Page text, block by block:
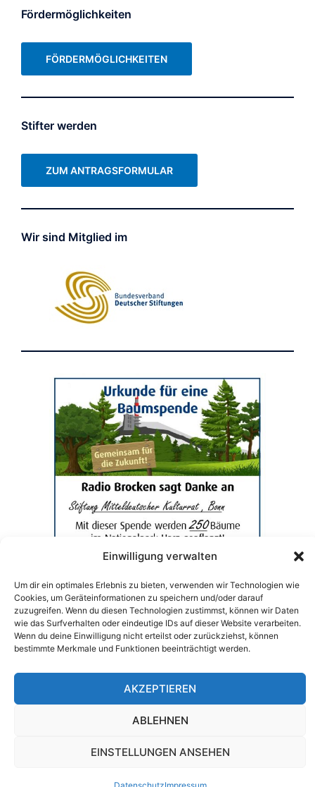
Einwilligung verwalten
Um dir ein optimales Erlebnis zu bieten, verwenden wir Technologien wie
Cookies, um Geräteinformationen zu speichern und/oder darauf
zuzugreifen. Wenn du diesen Technologien zustimmst, können wir Daten
wie das Surfverhalten oder eindeutige IDs auf dieser Website verarbeiten.
Wenn du deine Einwilligung nicht erteilst oder zurückziehst, können
bestimmte Merkmale und Funktionen beeinträchtigt werden.
AKZEPTIEREN
ABLEHNEN
EINSTELLUNGEN ANSEHEN
Fördermöglichkeiten
FÖRDERMÖGLICHKEITEN
Stifter werden
ZUM ANTRAGSFORMULAR
Wir sind Mitglied im